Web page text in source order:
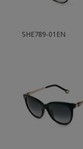
SHE789-01EN